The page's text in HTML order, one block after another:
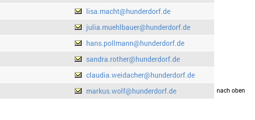
lisa.macht@hunderdorf.de
julia.muehlbauer@hunderdorf.de
hans.pollmann@hunderdorf.de
sandra.rother@hunderdorf.de
claudia.weidacher@hunderdorf.de
markus.wolf@hunderdorf.dedrucken nach oben